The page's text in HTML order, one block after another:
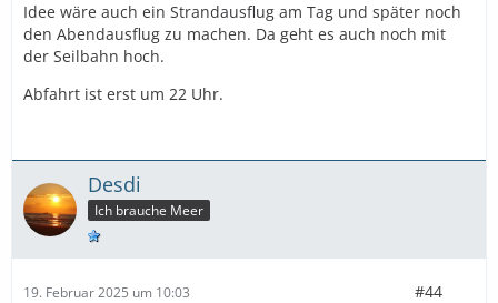
Idee wäre auch ein Strandausflug am Tag und später noch
den Abendausflug zu machen. Da geht es auch noch mit
der Seilbahn hoch.
Abfahrt ist erst um 22 Uhr.
Desdi
Ich brauche Meer
19. Februar 2025 um 10:03 #44